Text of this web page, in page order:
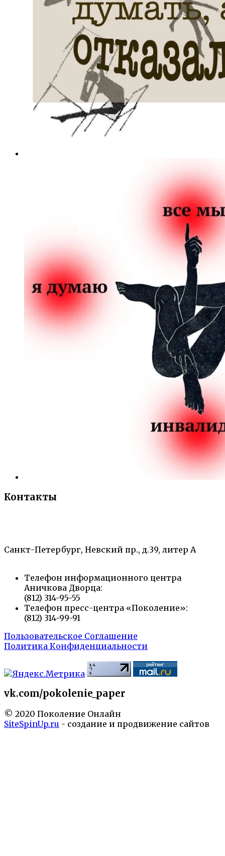
Контакты
Санкт-Петербург, Невский пр., д.39, литер А
Телефон информационного центра
Аничкова Дворца:
(812) 314-95-55
Телефон пресс-центра «Поколение»:
(812) 314-99-91
Пользовательское Соглашение
Политика Конфиденциальности
vk.com/pokolenie_paper
© 2020 Поколение Онлайн
SiteSpinUp.ru - создание и продвижение сайтов